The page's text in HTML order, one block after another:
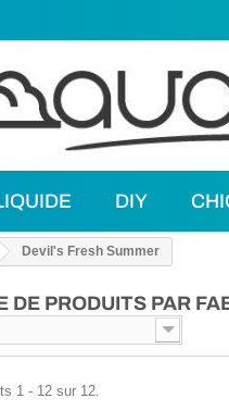
DIY
Devil's Fresh Summer
DE PRODUITS PAR
1 - 12 sur 12.